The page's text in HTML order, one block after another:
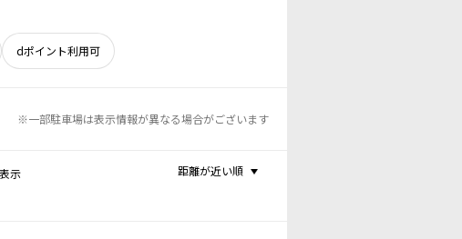
dポイント利用可
※一部駐車場は表示情報が異なる場合がございます
示 距離が近い順